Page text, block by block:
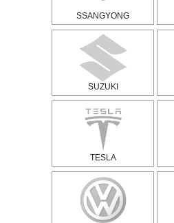
SSANGYONG
SUZUKI
TESLA